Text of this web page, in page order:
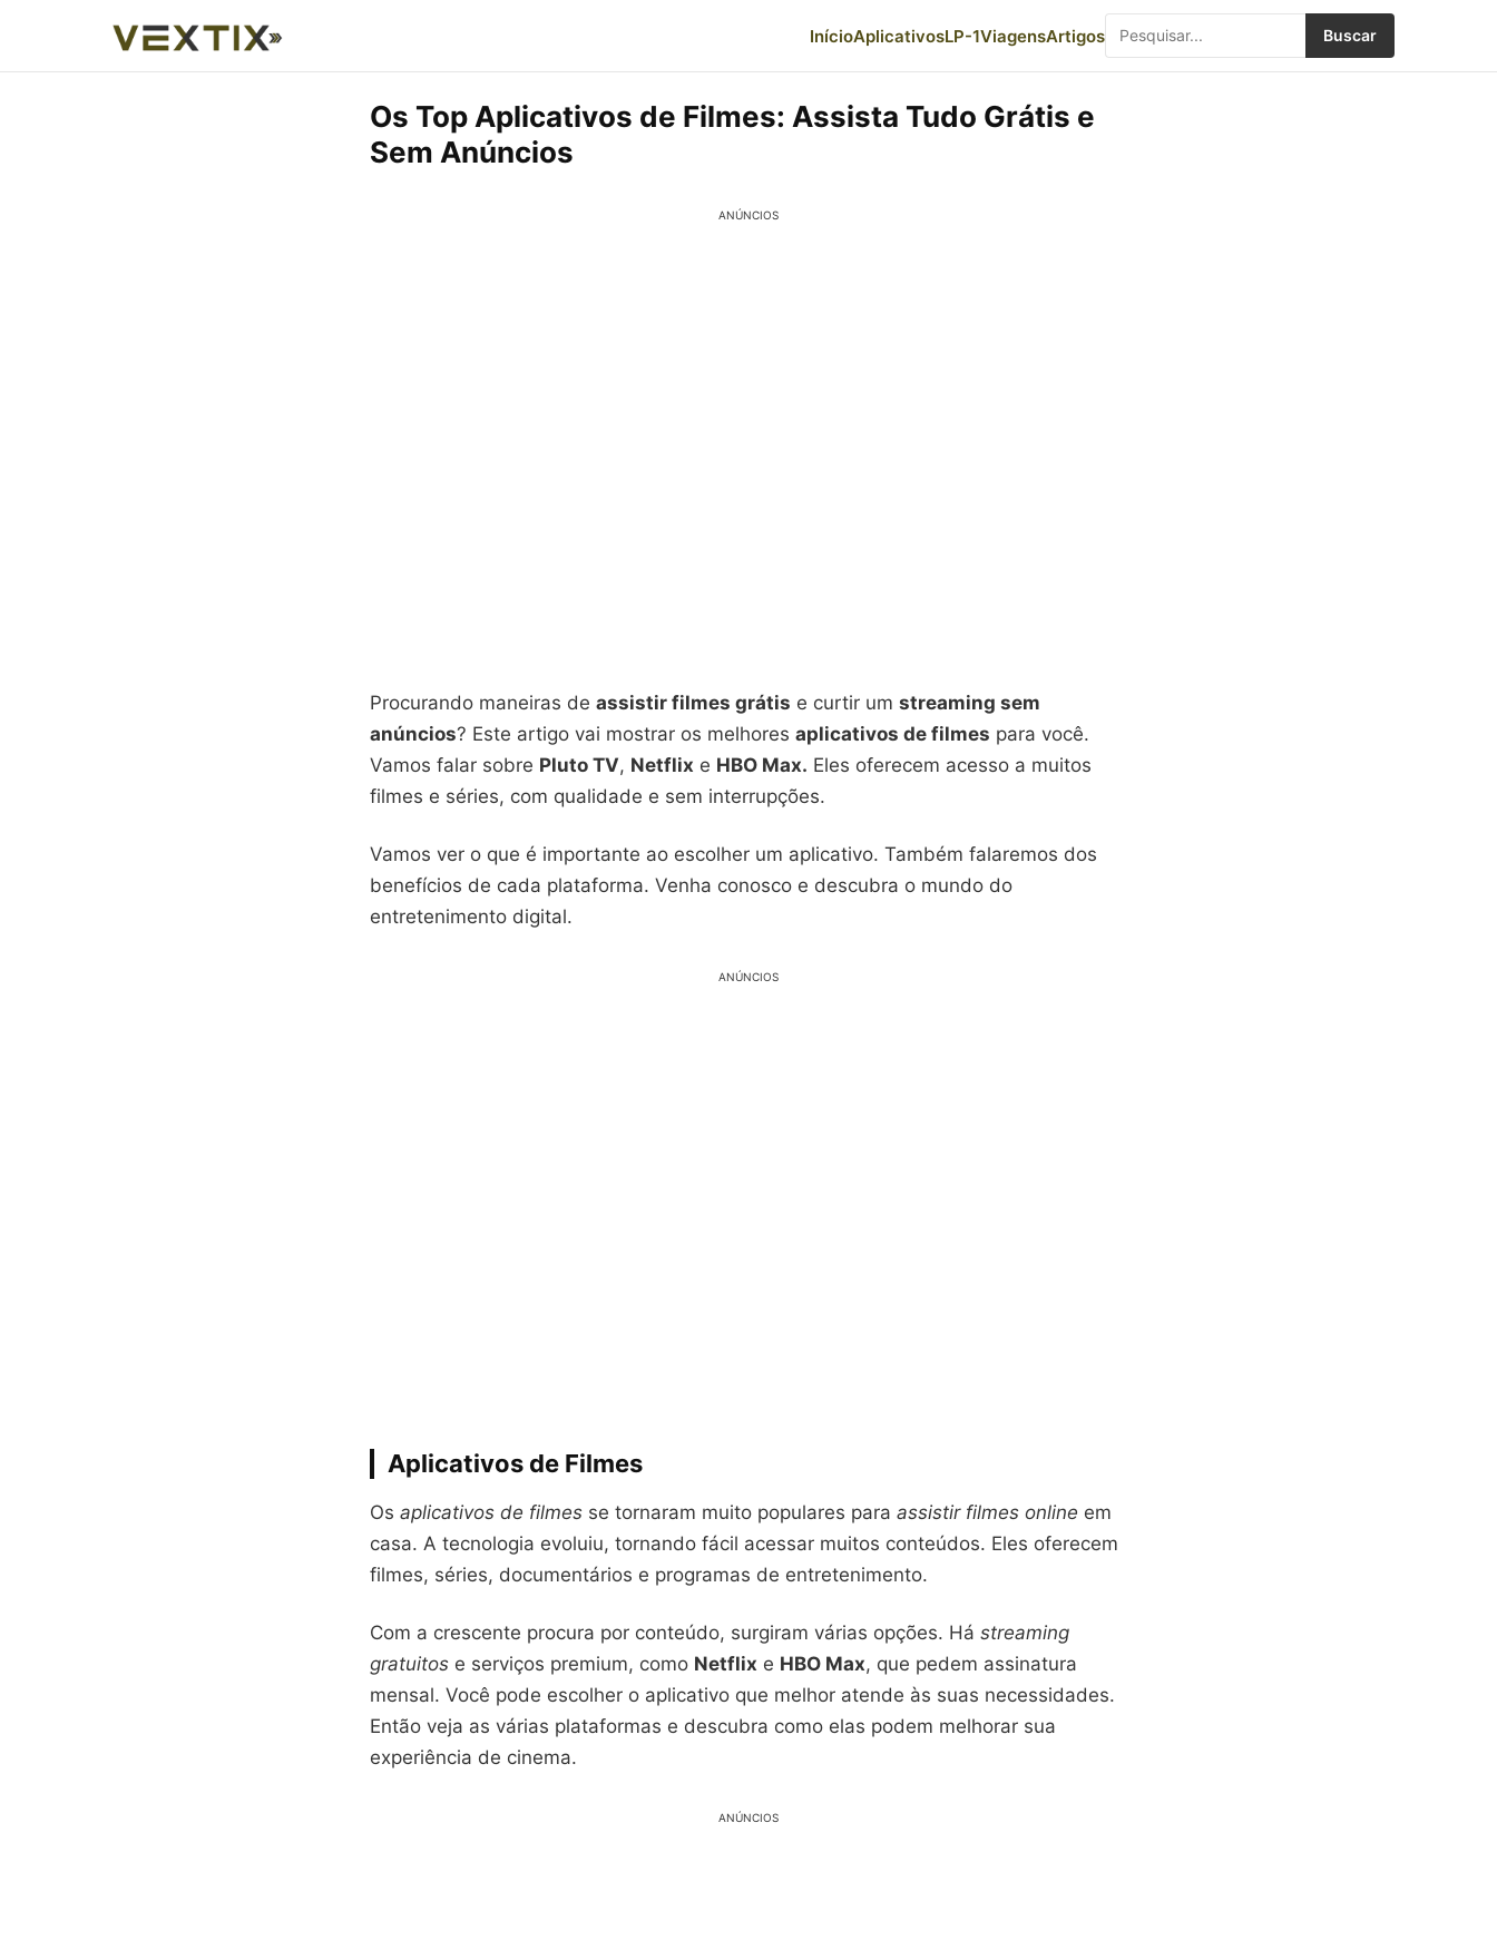
InícioAplicativosLP-1ViagensArtigos Buscar
Os Top Aplicativos de Filmes: Assista Tudo Grátis e
Sem Anúncios
ANÚNCIOS
Procurando maneiras de assistir filmes grátis e curtir um streaming sem
anúncios? Este artigo vai mostrar os melhores aplicativos de filmes para você.
Vamos falar sobre Pluto TV, Netflix e HBO Max. Eles oferecem acesso a muitos
filmes e séries, com qualidade e sem interrupções.
Vamos ver o que é importante ao escolher um aplicativo. Também falaremos dos
benefícios de cada plataforma. Venha conosco e descubra o mundo do
entretenimento digital.
ANÚNCIOS
Aplicativos de Filmes
Os aplicativos de filmes se tornaram muito populares para assistir filmes online em
casa. A tecnologia evoluiu, tornando fácil acessar muitos conteúdos. Eles oferecem
filmes, séries, documentários e programas de entretenimento.
Com a crescente procura por conteúdo, surgiram várias opções. Há streaming
gratuitos e serviços premium, como Netflix e HBO Max, que pedem assinatura
mensal. Você pode escolher o aplicativo que melhor atende às suas necessidades.
Então veja as várias plataformas e descubra como elas podem melhorar sua
experiência de cinema.
ANÚNCIOS